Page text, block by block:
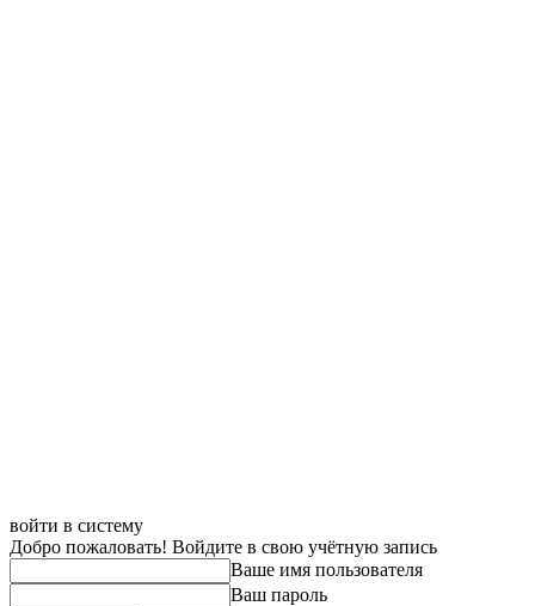
войти в систему
Добро пожаловать! Войдите в свою учётную запись
Ваше имя пользователя
Ваш пароль